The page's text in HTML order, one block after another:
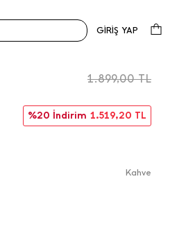
GİRİŞ YAP
1.899,00TL
%20 İndirim 1.519,20 TL
Kahve